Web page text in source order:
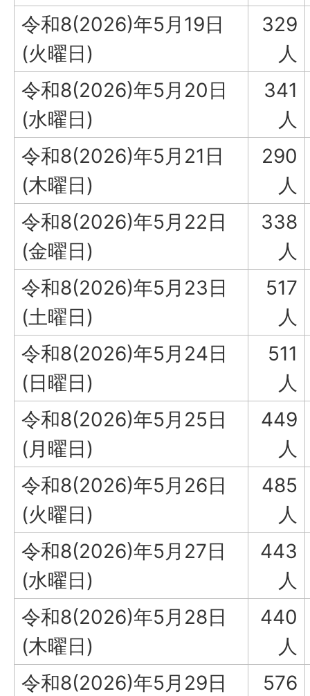
令和8(2026)年5月19日
(火曜日)
329
人
令和8(2026)年5月20日
(水曜日)
341
人
令和8(2026)年5月21日
(木曜日)
290
人
令和8(2026)年5月22日
(金曜日)
338
人
令和8(2026)年5月23日
(土曜日)
517
人
令和8(2026)年5月24日
(日曜日)
511
人
令和8(2026)年5月25日
(月曜日)
449
人
令和8(2026)年5月26日
(火曜日)
485
人
令和8(2026)年5月27日
(水曜日)
443
人
令和8(2026)年5月28日
(木曜日)
440
人
令和8(2026)年5月29日
576